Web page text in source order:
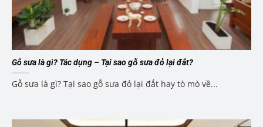
Gỗ sưa là gì? Tác dụng – Tại sao gỗ sưa đỏ lại đắt?
Gỗ sưa là gì? Tại sao gỗ sưa đỏ lại đắt hay tò mò về...